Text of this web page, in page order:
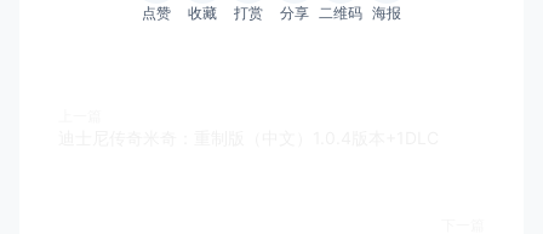
点赞 收藏 打赏 分享 二维码 海报